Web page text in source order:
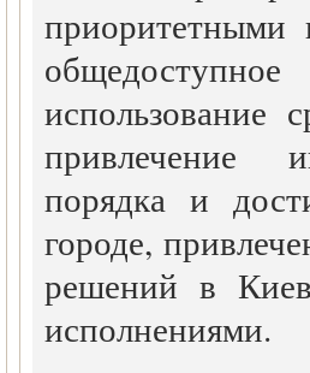
приоритетными
использование
привлечение
порядка и
городе,
решений в
исполнениями.